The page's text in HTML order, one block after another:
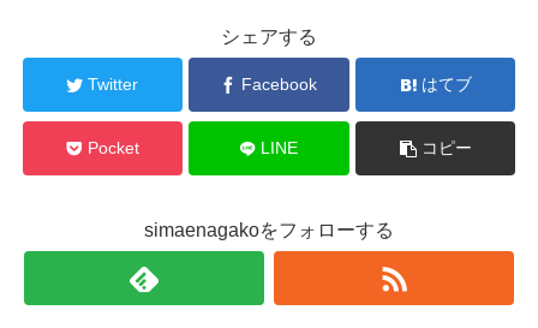
シェアする
Twitter Facebook はてブ
Pocket LINE コピー
simaenagakoをフォローする